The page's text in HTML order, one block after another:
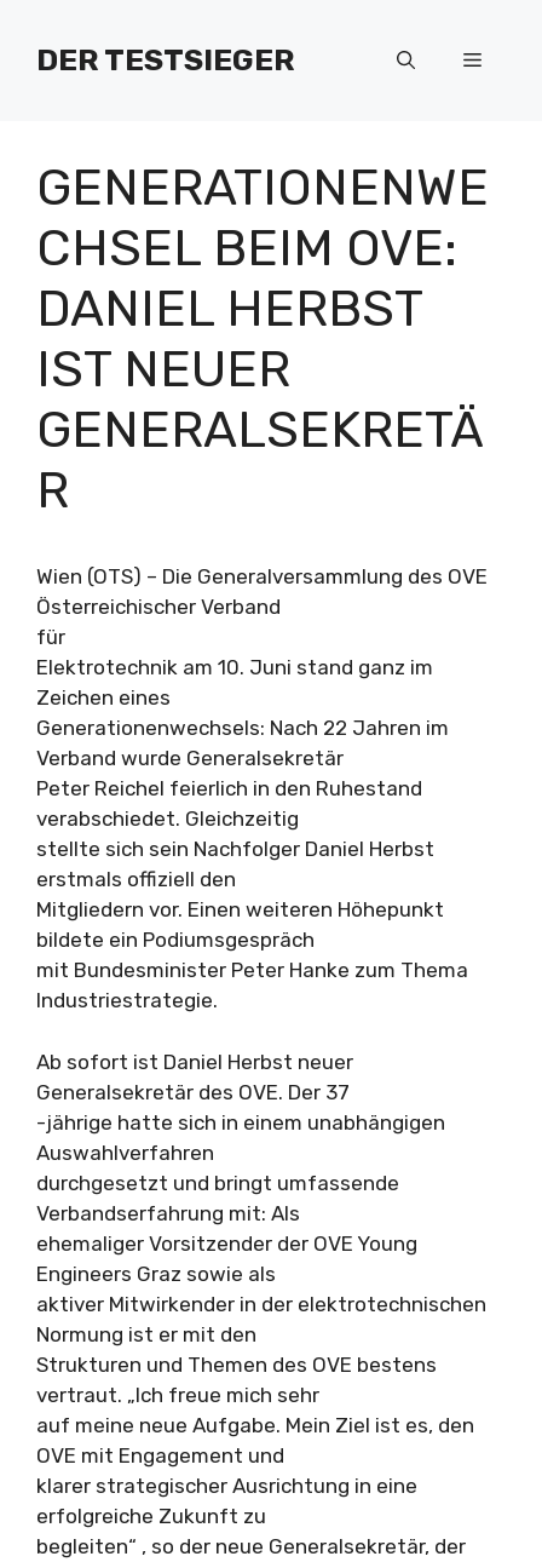
Inhalt
springenDER TESTSIEGER Menü
GENERATIONENWE
CHSEL BEIM OVE:
DANIEL HERBST
IST NEUER
GENERALSEKRETÄ
R
Wien (OTS) – Die Generalversammlung des OVE
Österreichischer Verband
für
Elektrotechnik am 10. Juni stand ganz im
Zeichen eines
Generationenwechsels: Nach 22 Jahren im
Verband wurde Generalsekretär
Peter Reichel feierlich in den Ruhestand
verabschiedet. Gleichzeitig
stellte sich sein Nachfolger Daniel Herbst
erstmals offiziell den
Mitgliedern vor. Einen weiteren Höhepunkt
bildete ein Podiumsgespräch
mit Bundesminister Peter Hanke zum Thema
Industriestrategie.
Ab sofort ist Daniel Herbst neuer
Generalsekretär des OVE. Der 37
-jährige hatte sich in einem unabhängigen
Auswahlverfahren
durchgesetzt und bringt umfassende
Verbandserfahrung mit: Als
ehemaliger Vorsitzender der OVE Young
Engineers Graz sowie als
aktiver Mitwirkender in der elektrotechnischen
Normung ist er mit den
Strukturen und Themen des OVE bestens
vertraut. „Ich freue mich sehr
auf meine neue Aufgabe. Mein Ziel ist es, den
OVE mit Engagement und
klarer strategischer Ausrichtung in eine
erfolgreiche Zukunft zu
begleiten“ , so der neue Generalsekretär, der